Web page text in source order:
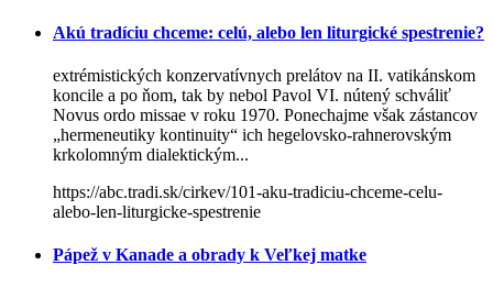
Akú tradíciu chceme: celú, alebo len liturgické spestrenie?
extrémistických konzervatívnych prelátov na II. vatikánskom
koncile a po ňom, tak by nebol Pavol VI. nútený schváliť
Novus ordo missae v roku 1970. Ponechajme však zástancov
„hermeneutiky kontinuity“ ich hegelovsko-rahnerovským
krkolomným dialektickým...
https://abc.tradi.sk/cirkev/101-aku-tradiciu-chceme-celu-
alebo-len-liturgicke-spestrenie
Pápež v Kanade a obrady k Veľkej matke